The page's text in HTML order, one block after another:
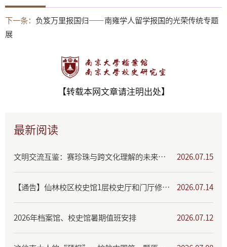
下一条： 负笈万里报国归——南雍学人留学报国的光荣传统专题
展
【转载本网文章请注明出处】
最新阅读
文明交流互鉴：赛珍珠与跨文化理解的未来国际学术研讨会通知 2026.07.15
【通告】仙林校区校史馆1层校史厅和门厅修缮出新、暂停开放 2026.07.14
2026年档案馆、校史馆暑期值班安排 2026.07.12